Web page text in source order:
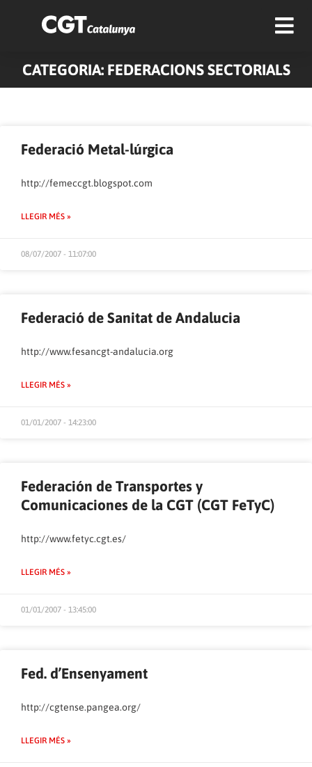
CATEGORIA: FEDERACIONS SECTORIALS
Federació Metal-lúrgica
http://femeccgt.blogspot.com
LLEGIR MÉS »
08/07/2007 - 11:07:00
Federació de Sanitat de Andalucia
http://www.fesancgt-andalucia.org
LLEGIR MÉS »
01/01/2007 - 14:23:00
Federación de Transportes y
Comunicaciones de la CGT (CGT FeTyC)
http://www.fetyc.cgt.es/
LLEGIR MÉS »
01/01/2007 - 13:45:00
Fed. d’Ensenyament
http://cgtense.pangea.org/
LLEGIR MÉS »